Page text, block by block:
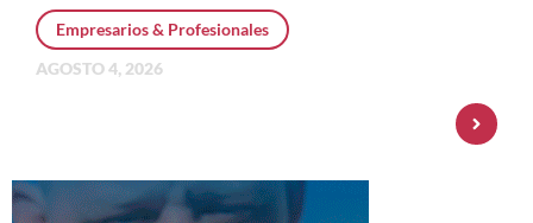
Empresarios & Profesionales
AGOSTO 4, 2026